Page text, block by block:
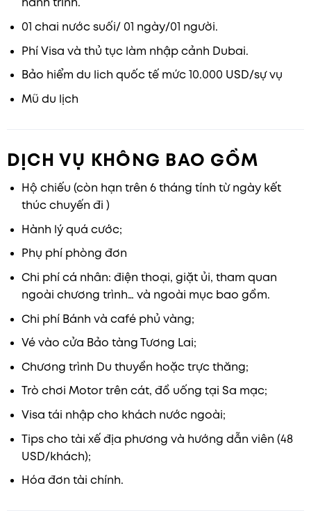
hành trình.
01 chai nước suối/ 01 ngày/01 người.
Phí Visa và thủ tục làm nhập cảnh Dubai.
Bảo hiểm du lich quốc tế mức 10.000 USD/sự vụ
Mũ du lịch
DỊCH VỤ KHÔNG BAO GỒM
Hộ chiếu (còn hạn trên 6 tháng tính từ ngày kết
thúc chuyến đi )
Hành lý quá cước;
Phụ phí phòng đơn
Chi phí cá nhân: điện thoại, giặt ủi, tham quan
ngoài chương trình… và ngoài mục bao gồm.
Chi phí Bánh và café phủ vàng;
Vé vào cửa Bảo tàng Tương Lai;
Chương trình Du thuyền hoặc trực thăng;
Trò chơi Motor trên cát, đồ uống tại Sa mạc;
Visa tái nhập cho khách nước ngoài;
Tips cho tài xế địa phương và hướng dẫn viên (48
USD/khách);
Hóa đơn tài chính.